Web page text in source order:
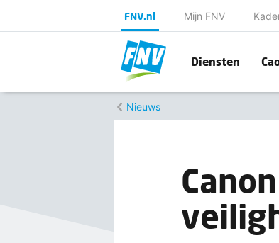
FNV.nl Mijn FNV
Diensten
Nieuws